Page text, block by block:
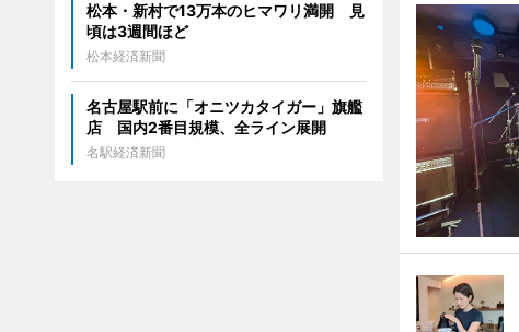
松本・新村で13万本のヒマワリ満開 見
頃は3週間ほど
松本経済新聞
名古屋駅前に「オニツカタイガー」旗艦
店 国内2番目規模、全ライン展開
名駅経済新聞